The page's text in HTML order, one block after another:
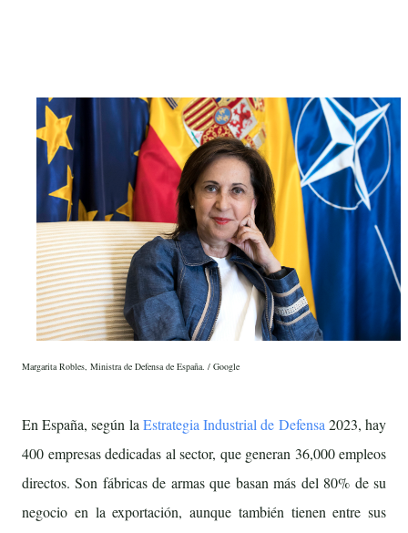
Margarita Robles, Ministra de Defensa de España. / Google
En España, según la Estrategia Industrial de Defensa 2023, hay
400 empresas dedicadas al sector, que generan 36,000 empleos
directos. Son fábricas de armas que basan más del 80% de su
negocio en la exportación, aunque también tienen entre sus